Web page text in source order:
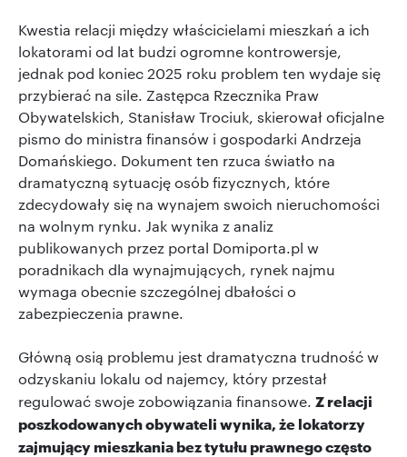
Kwestia relacji między właścicielami mieszkań a ich
lokatorami od lat budzi ogromne kontrowersje,
jednak pod koniec 2025 roku problem ten wydaje się
przybierać na sile. Zastępca Rzecznika Praw
Obywatelskich, Stanisław Trociuk, skierował oficjalne
pismo do ministra finansów i gospodarki Andrzeja
Domańskiego. Dokument ten rzuca światło na
dramatyczną sytuację osób fizycznych, które
zdecydowały się na wynajem swoich nieruchomości
na wolnym rynku. Jak wynika z analiz
publikowanych przez portal Domiporta.pl w
poradnikach dla wynajmujących, rynek najmu
wymaga obecnie szczególnej dbałości o
zabezpieczenia prawne.
Główną osią problemu jest dramatyczna trudność w
odzyskaniu lokalu od najemcy, który przestał
regulować swoje zobowiązania finansowe. Z relacji
poszkodowanych obywateli wynika, że lokatorzy
zajmujący mieszkania bez tytułu prawnego często